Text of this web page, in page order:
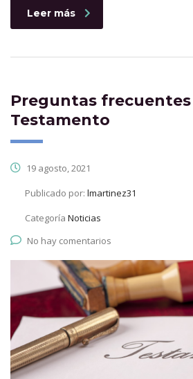
Leer más
Preguntas frecuentes
Testamento
19 agosto, 2021
Publicado por: lmartinez31
Categoría Noticias
No hay comentarios